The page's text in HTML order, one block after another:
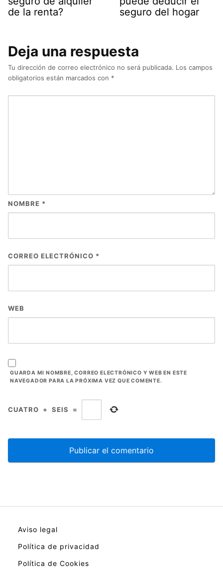
de la renta?
seguro del hogar
Deja una respuesta
Tu dirección de correo electrónico no será publicada. Los campos
obligatorios están marcados con *
NOMBRE *
CORREO ELECTRÓNICO *
WEB
GUARDA MI NOMBRE, CORREO ELECTRÓNICO Y WEB EN ESTE
NAVEGADOR PARA LA PRÓXIMA VEZ QUE COMENTE.
CUATRO + SEIS =
Aviso legal
Política de privacidad
Política de Cookies